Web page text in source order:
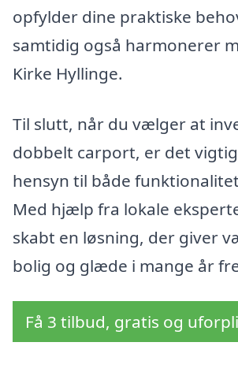
opfylder dine praktiske
samtidig også harmonerer
Kirke Hyllinge.
Til slutt, når du vælger at
dobbelt carport, er det
hensyn til både
Med hjælp fra lokale
skabt en løsning, der giver
bolig og glæde i mange år
Få 3 tilbud, gratis og